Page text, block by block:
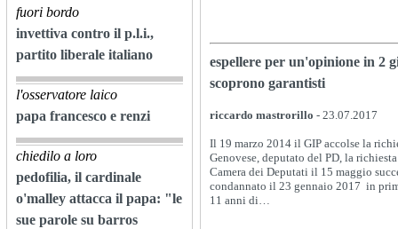
fuori bordo
invettiva contro il p.l.i.,
partito liberale italiano
l'osservatore laico
papa francesco e renzi
chiedilo a loro
pedofilia, il cardinale
o'malley attacca il papa: "le
sue parole su barros
espellere per un'opinione in 2
scoprono garantisti
riccardo mastrorillo - 23.07.2017
Il 19 marzo 2014 il GIP accolse la
Genovese, deputato del PD, la
Camera dei Deputati il 15 maggio
condannato il 23 gennaio 2017 in
11 anni di…